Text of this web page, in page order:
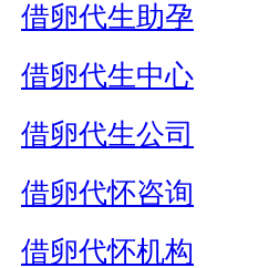
借卵代生助孕
借卵代生中心
借卵代生公司
借卵代怀咨询
借卵代怀机构